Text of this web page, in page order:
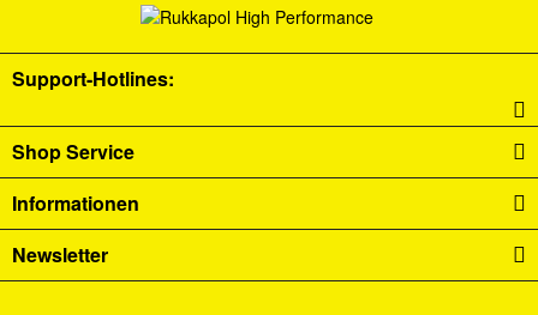
Support-Hotlines:
Shop Service
Informationen
Newsletter